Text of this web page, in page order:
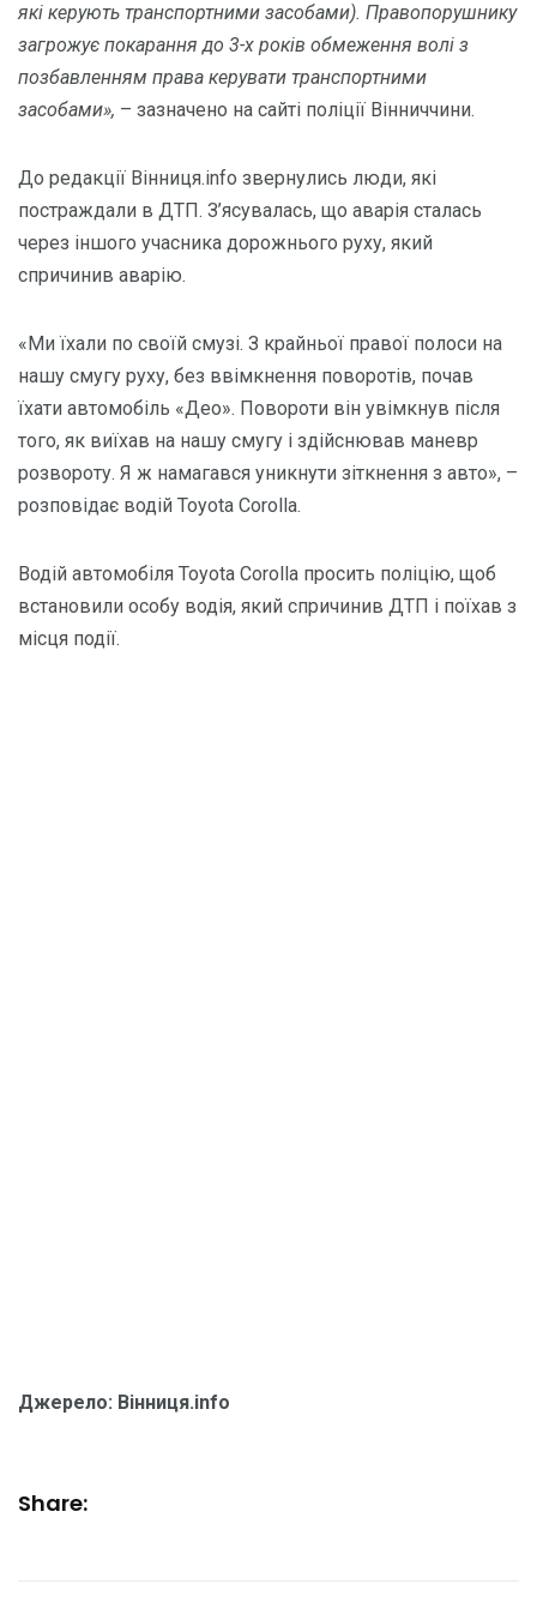
які керують транспортними засобами). Правопорушнику
загрожує покарання до 3-х років обмеження волі з
позбавленням права керувати транспортними
засобами», – зазначено на сайті поліції Вінниччини.
До редакції Вiнниця.info звернулись люди, які
постраждали в ДТП. З’ясувалась, що аварія сталась
через іншого учасника дорожнього руху, який
спричинив аварію.
«Ми їхали по своїй смузі. З крайньої правої полоси на
нашу смугу руху, без ввімкнення поворотів, почав
їхати автомобіль «Део». Повороти він увімкнув після
того, як виїхав на нашу смугу і здійснював маневр
розвороту. Я ж намагався уникнути зіткнення з авто», –
розповідає водій Toyota Corolla.
Водій автомобіля Toyota Corolla просить поліцію, щоб
встановили особу водія, який спричинив ДТП і поїхав з
місця події.
Джерело: Вiнниця.info
Share: